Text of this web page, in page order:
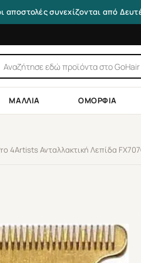
αποστολές συνεχίζονται από
ΜΑΛΛΙΆ ΟΜΟΡΦΙΆ
4Artists Ανταλλακτική Λεπίδα